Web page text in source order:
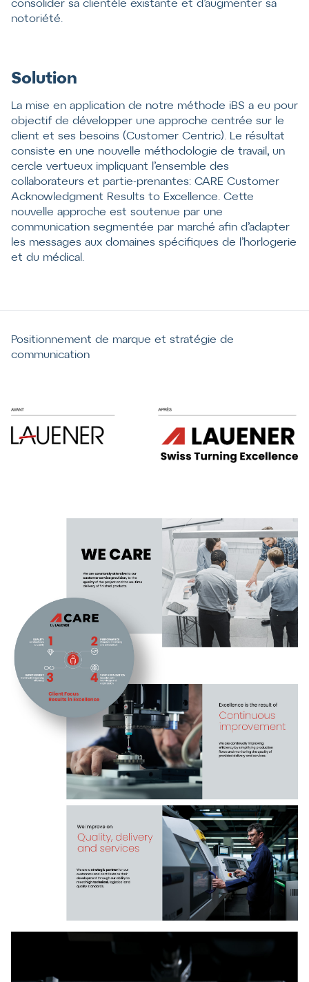
consolider sa clientèle existante et d’augmenter sa
notoriété.
Solution
La mise en application de notre méthode iBS a eu pour
objectif de développer une approche centrée sur le
client et ses besoins (Customer Centric). Le résultat
consiste en une nouvelle méthodologie de travail, un
cercle vertueux impliquant l’ensemble des
collaborateurs et partie-prenantes: CARE Customer
Acknowledgment Results to Excellence. Cette
nouvelle approche est soutenue par une
communication segmentée par marché afin d’adapter
les messages aux domaines spécifiques de l’horlogerie
et du médical.
Positionnement de marque et stratégie de
communication